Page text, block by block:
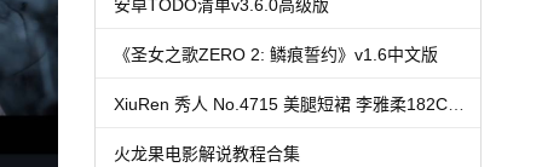
安卓TODO清单v3.6.0高级版
《圣女之歌ZERO 2: 鳞痕誓约》v1.6中文版
火龙果电影解说教程合集